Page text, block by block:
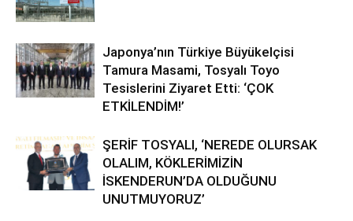
Japonya’nın Türkiye Büyükelçisi
Tamura Masami, Tosyalı Toyo
Tesislerini Ziyaret Etti: ‘ÇOK
ETKİLENDİM!’
ŞERİF TOSYALI, ‘NEREDE OLURSAK
OLALIM, KÖKLERİMİZİN
İSKENDERUN’DA OLDUĞUNU
UNUTMUYORUZ’